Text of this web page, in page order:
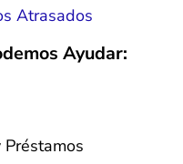
Atrasados
Ayudar: